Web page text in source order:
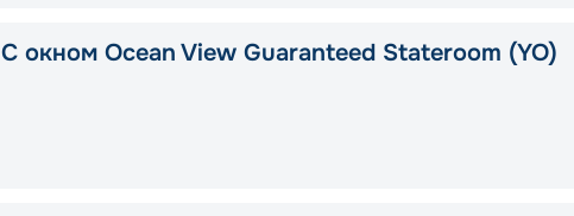
С окном Ocean View Guaranteed Stateroom (YO)